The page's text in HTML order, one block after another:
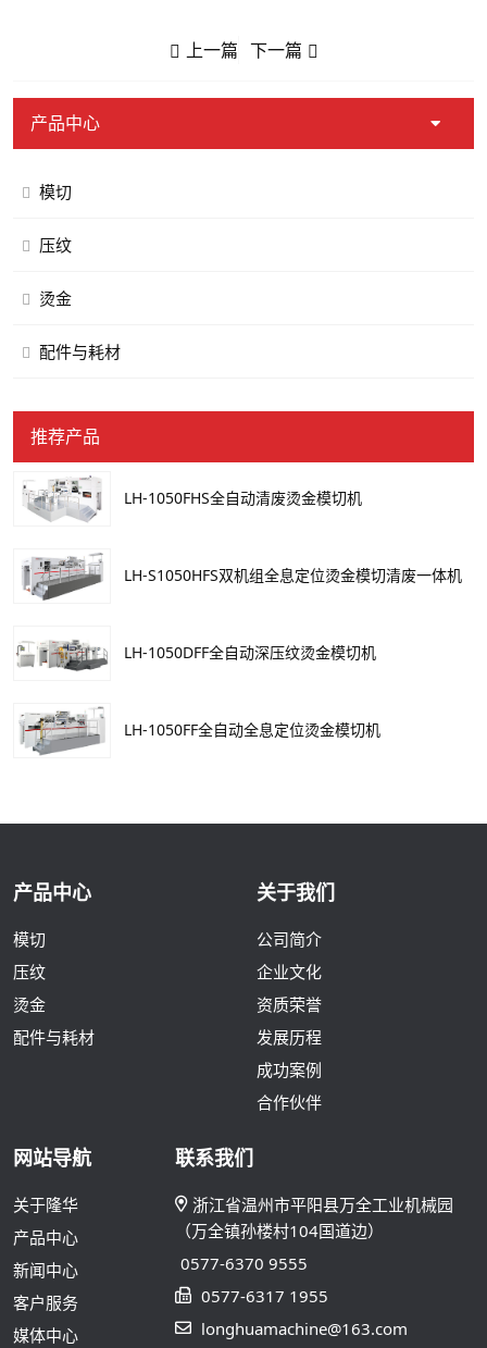
上一篇 下一篇
产品中心
模切
压纹
烫金
配件与耗材
推荐产品
LH-1050FHS全自动清废烫金模切机
LH-S1050HFS双机组全息定位烫金模切清废一体机
LH-1050DFF全自动深压纹烫金模切机
LH-1050FF全自动全息定位烫金模切机
产品中心
模切
压纹
烫金
配件与耗材
关于我们
公司简介
企业文化
资质荣誉
发展历程
成功案例
合作伙伴
网站导航
关于隆华
产品中心
新闻中心
客户服务
媒体中心
联系我们
浙江省温州市平阳县万全工业机械园
（万全镇孙楼村104国道边）
0577-6370 9555
0577-6317 1955
longhuamachine@163.com